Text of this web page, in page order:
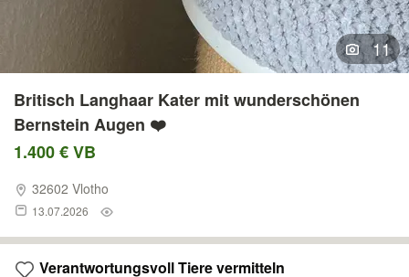
11
Britisch Langhaar Kater mit wunderschönen
Bernstein Augen ❤️
1.400 € VB
32602 Vlotho
13.07.2026
Verantwortungsvoll Tiere vermitteln